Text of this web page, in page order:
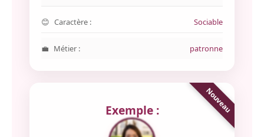
Caractère : Sociable
Métier : patronne
Exemple :